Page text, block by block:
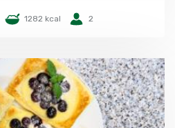
1282 kcal 2